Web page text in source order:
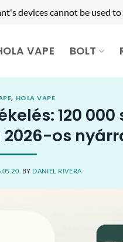
devices cannot be used
VAPE BOLT
, HOLA VAPE
120
2026-os
BY DANIEL RIVERA